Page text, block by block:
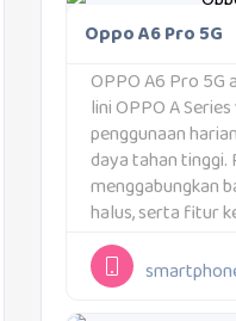
Oppo A6 Pro 5G
OPPO A6 Pro 5G
lini OPPO A
penggunaan
daya tahan tinggi.
menggabungkan
halus, serta fitur
jarang ditemui di
ditujukan bagi
menginginkan